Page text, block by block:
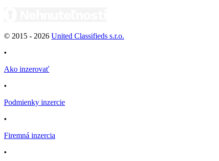
© 2015 - 2026 United Classifieds s.r.o.
•
Ako inzerovať
•
Podmienky inzercie
•
Firemná inzercia
•